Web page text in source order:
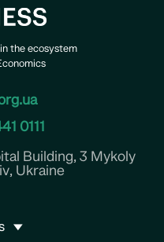
the ecosystem
0111
Building, 3 Mykoly
Ukraine